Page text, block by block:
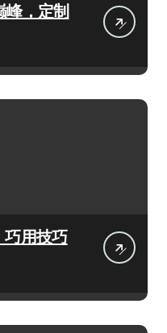
峰，定制
巧用技巧